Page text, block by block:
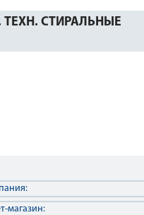
ТЕХН. СТИРАЛЬНЫЕ
магазин: